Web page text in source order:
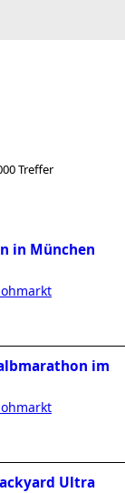
Treffer
in München
im
Ultra